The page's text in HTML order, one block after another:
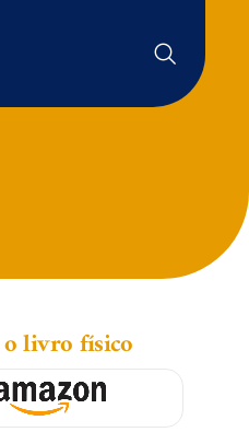
livro físico